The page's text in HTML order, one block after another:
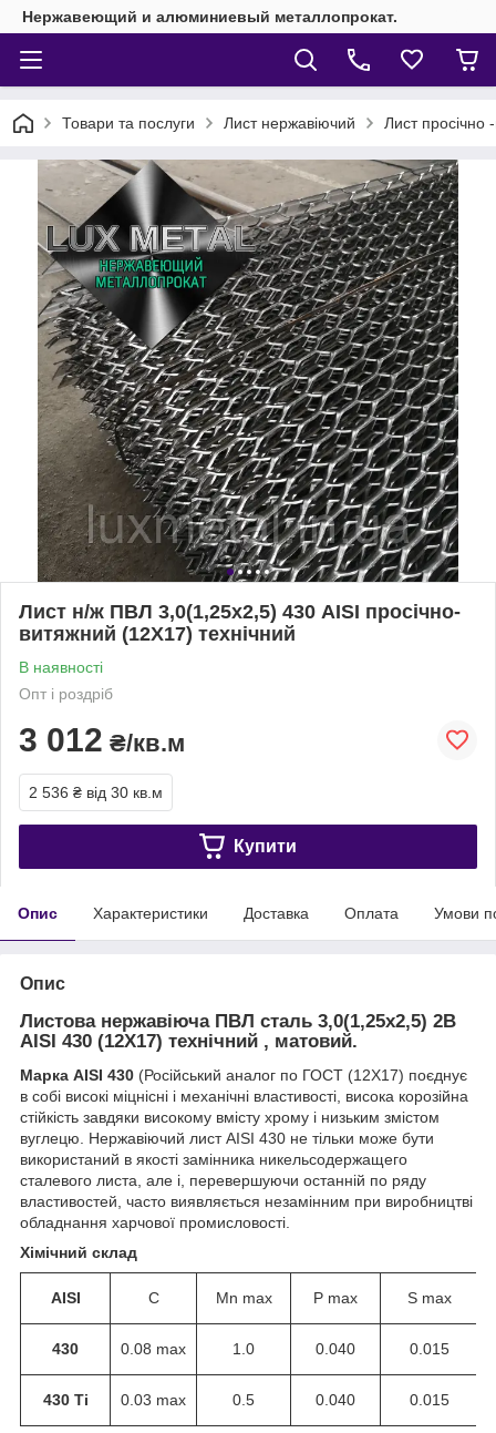
Нержавеющий и алюминиевый металлопрокат.
Товари та послуги Лист нержавіючий Лист просічно
Лист н/ж ПВЛ 3,0(1,25х2,5) 430 AISI просічно-
витяжний (12Х17) технічний
В наявності
Опт і роздріб
3 012 ₴/кв.м
2 536 ₴ від 30 кв.м
Купити
Опис Характеристики Доставка Оплата Умови
Опис
Листова нержавіюча ПВЛ сталь 3,0(1,25х2,5) 2B
AISI 430 (12Х17) технічний , матовий.
Марка AISI 430 (Російський аналог по ГОСТ (12Х17) поєднує
в собі високі міцнісні і механічні властивості, висока корозійна
стійкість завдяки високому вмісту хрому і низьким змістом
вуглецю. Нержавіючий лист AISI 430 не тільки може бути
використаний в якості замінника никельсодержащего
сталевого листа, але і, перевершуючи останній по ряду
властивостей, часто виявляється незамінним при виробництві
обладнання харчової промисловості.
Хімічний склад
AISI C Mn max P max S max
430 0.08 max 1.0 0.040 0.015
430 Ti 0.03 max 0.5 0.040 0.015